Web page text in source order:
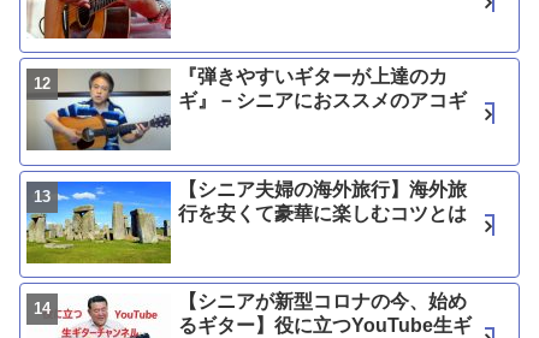
『弾きやすいギターが上達のカ
ギ』－シニアにおススメのアコギ
【シニア夫婦の海外旅行】海外旅
行を安くて豪華に楽しむコツとは
【シニアが新型コロナの今、始め
るギター】役に立つYouTube生ギ